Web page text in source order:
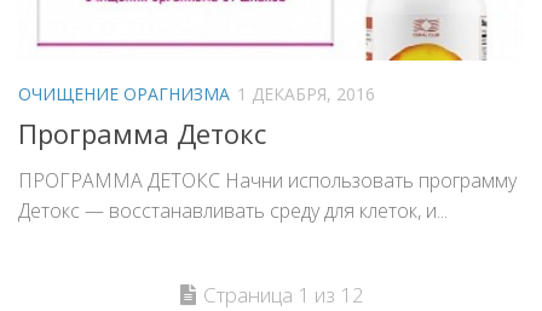
ОЧИЩЕНИЕ ОРАГНИЗМА 1 ДЕКАБРЯ, 2016
Программа Детокс
ПРОГРАММА ДЕТОКС Начни использовать программу
Детокс — восстанавливать среду для клеток, и...
Страница 1 из 12